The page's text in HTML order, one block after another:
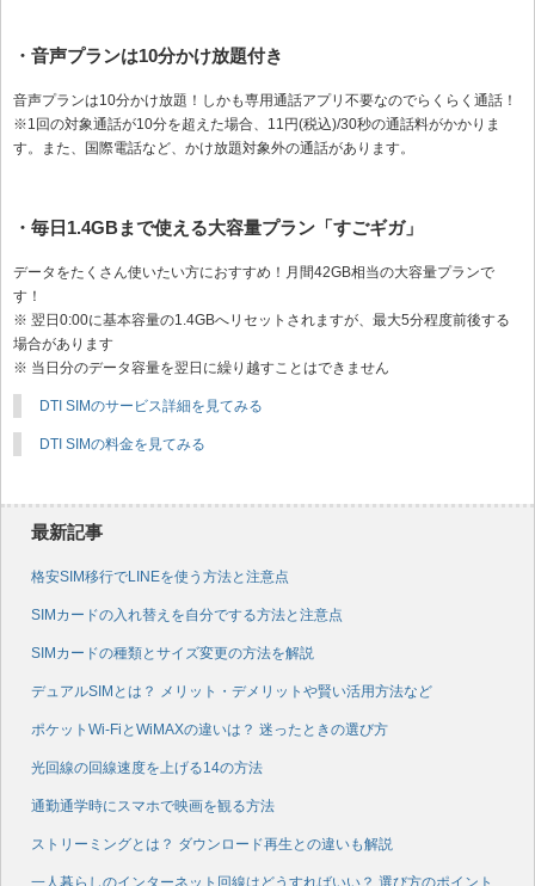
・音声プランは10分かけ放題付き
音声プランは10分かけ放題！しかも専用通話アプリ不要なのでらくらく通話！
※1回の対象通話が10分を超えた場合、11円(税込)/30秒の通話料がかかりま
す。また、国際電話など、かけ放題対象外の通話があります。
・毎日1.4GBまで使える大容量プラン「すごギガ」
データをたくさん使いたい方におすすめ！月間42GB相当の大容量プランで
す！
※ 翌日0:00に基本容量の1.4GBへリセットされますが、最大5分程度前後する
場合があります
※ 当日分のデータ容量を翌日に繰り越すことはできません
DTI SIMのサービス詳細を見てみる
DTI SIMの料金を見てみる
最新記事
格安SIM移行でLINEを使う方法と注意点
SIMカードの入れ替えを自分でする方法と注意点
SIMカードの種類とサイズ変更の方法を解説
デュアルSIMとは？ メリット・デメリットや賢い活用方法など
ポケットWi-FiとWiMAXの違いは？ 迷ったときの選び方
光回線の回線速度を上げる14の方法
通勤通学時にスマホで映画を観る方法
ストリーミングとは？ ダウンロード再生との違いも解説
一人暮らしのインターネット回線はどうすればいい？ 選び方のポイント